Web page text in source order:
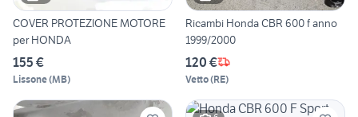
COVER PROTEZIONE MOTORE
per HONDA
155 €
Lissone(MB)
Ricambi Honda CBR 600 f anno
1999/2000
120 €
Vetto(RE)